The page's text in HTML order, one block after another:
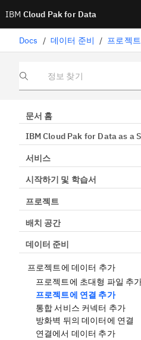
IBM Cloud Pak for Data
Docs / 데이터 준비 / 프로젝
정보 찾기
문서 홈
IBM Cloud Pak for Data as a
서비스
시작하기 및 학습서
프로젝트
배치 공간
데이터 준비
프로젝트에 데이터 추가
프로젝트에 초대형 파일 추
프로젝트에 연결 추가
통합 서비스 커넥터 추가
방화벽 뒤의 데이터에 연결
연결에서 데이터 추가